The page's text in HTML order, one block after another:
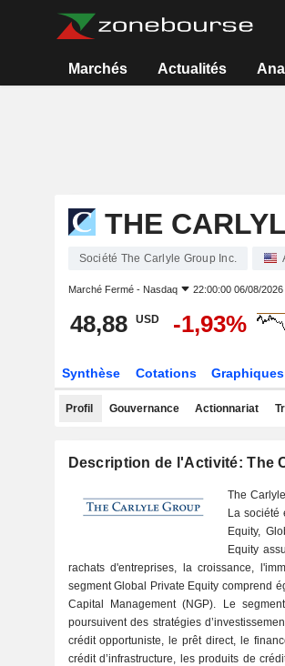
Marchés Actualités
THE
Société The Carlyle Group Inc.
Marché Fermé - Nasdaq 22:00:00 06/08/2026
48,88 USD -1,93%
Synthèse Cotations Graphiques
Profil Gouvernance Actionnariat
Description de l'Activité: The
The
La société
Equity,
Equity
rachats d'entreprises, la croissance,
segment Global Private Equity comprend
Capital Management (NGP). Le
poursuivent des stratégies
crédit opportuniste, le prêt direct, le
crédit d’infrastructure, les produits de